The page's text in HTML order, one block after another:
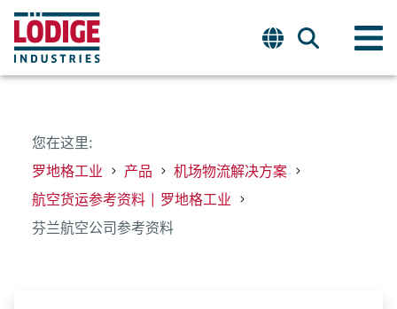
您在这里:
罗地格工业
产品
机场物流解决方案
航空货运参考资料 | 罗地格工业
芬兰航空公司参考资料